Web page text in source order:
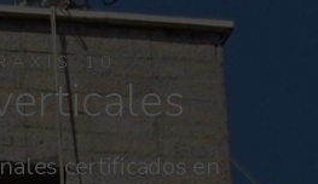
10
certificados en